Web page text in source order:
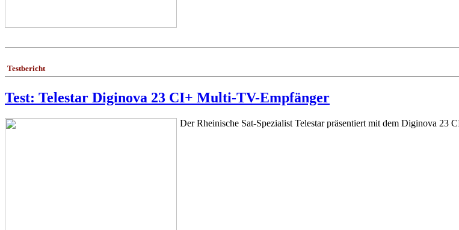
Testbericht
Test: Telestar Diginova 23 CI+ Multi-TV-Empfänger
Der Rheinische Sat-Spezialist Telestar präsentiert mit dem Diginova